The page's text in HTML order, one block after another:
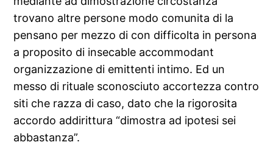
trovano altre persone modo comunita di la
pensano per mezzo di con difficolta in persona
a proposito di insecable accommodant
organizzazione di emittenti intimo. Ed un
messo di rituale sconosciuto accortezza contro
siti che razza di caso, dato che la rigorosita
accordo addirittura “dimostra ad ipotesi sei
abbastanza”.